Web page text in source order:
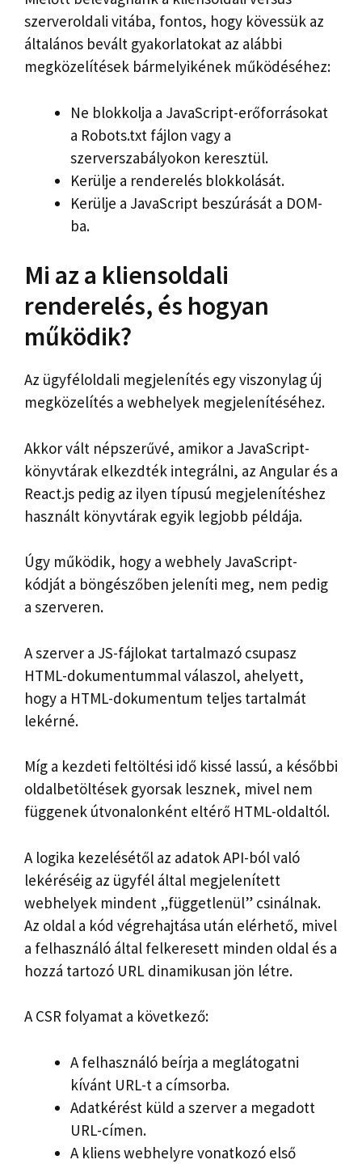
szerveroldali vitába, fontos, hogy kövessük az
általános bevált gyakorlatokat az alábbi
megközelítések bármelyikének működéséhez:
Ne blokkolja a JavaScript-erőforrásokat
a Robots.txt fájlon vagy a
szerverszabályokon keresztül.
Kerülje a renderelés blokkolását.
Kerülje a JavaScript beszúrását a DOM-
ba.
Mi az a kliensoldali
renderelés, és hogyan
működik?
Az ügyféloldali megjelenítés egy viszonylag új
megközelítés a webhelyek megjelenítéséhez.
Akkor vált népszerűvé, amikor a JavaScript-
könyvtárak elkezdték integrálni, az Angular és a
React.js pedig az ilyen típusú megjelenítéshez
használt könyvtárak egyik legjobb példája.
Úgy működik, hogy a webhely JavaScript-
kódját a böngészőben jeleníti meg, nem pedig
a szerveren.
A szerver a JS-fájlokat tartalmazó csupasz
HTML-dokumentummal válaszol, ahelyett,
hogy a HTML-dokumentum teljes tartalmát
lekérné.
Míg a kezdeti feltöltési idő kissé lassú, a későbbi
oldalbetöltések gyorsak lesznek, mivel nem
függenek útvonalonként eltérő HTML-oldaltól.
A logika kezelésétől az adatok API-ból való
lekéréséig az ügyfél által megjelenített
webhelyek mindent „függetlenül” csinálnak.
Az oldal a kód végrehajtása után elérhető, mivel
a felhasználó által felkeresett minden oldal és a
hozzá tartozó URL dinamikusan jön létre.
A CSR folyamat a következő:
A felhasználó beírja a meglátogatni
kívánt URL-t a címsorba.
Adatkérést küld a szerver a megadott
URL-címen.
A kliens webhelyre vonatkozó első